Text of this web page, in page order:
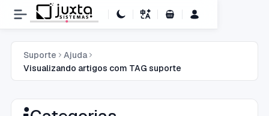
Carrinho de Compras
Suporte
Ajuda
Visualizando artigos com TAG suporte